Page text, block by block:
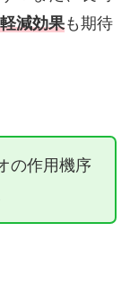
減効果も期待
の作用機序